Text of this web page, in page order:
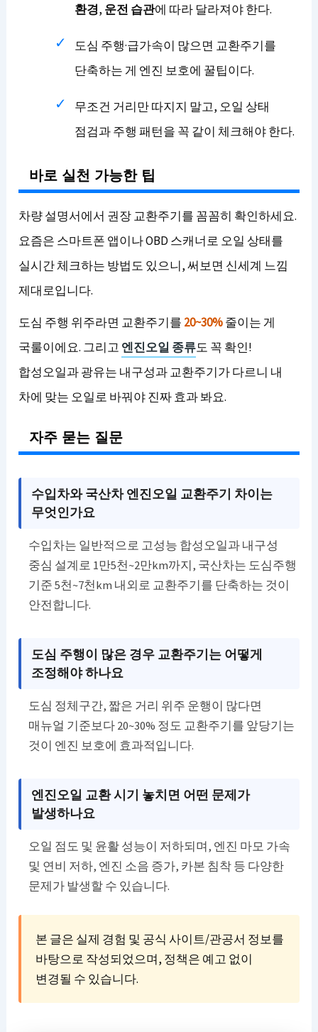
환경, 운전 습관에 따라 달라져야 한다.
도심 주행·급가속이 많으면 교환주기를
단축하는 게 엔진 보호에 꿀팁이다.
무조건 거리만 따지지 말고, 오일 상태
점검과 주행 패턴을 꼭 같이 체크해야 한다.
바로 실천 가능한 팁
차량 설명서에서 권장 교환주기를 꼼꼼히 확인하세요.
요즘은 스마트폰 앱이나 OBD 스캐너로 오일 상태를
실시간 체크하는 방법도 있으니, 써보면 신세계 느낌
제대로입니다.
도심 주행 위주라면 교환주기를 20~30%줄이는 게
국룰이에요. 그리고 엔진오일 종류도 꼭 확인!
합성오일과 광유는 내구성과 교환주기가 다르니 내
차에 맞는 오일로 바꿔야 진짜 효과 봐요.
자주 묻는 질문
수입차와 국산차 엔진오일 교환주기 차이는
무엇인가요
수입차는 일반적으로 고성능 합성오일과 내구성
중심 설계로 1만5천~2만km까지, 국산차는 도심주행
기준 5천~7천km 내외로 교환주기를 단축하는 것이
안전합니다.
도심 주행이 많은 경우 교환주기는 어떻게
조정해야 하나요
도심 정체구간, 짧은 거리 위주 운행이 많다면
매뉴얼 기준보다 20~30% 정도 교환주기를 앞당기는
것이 엔진 보호에 효과적입니다.
엔진오일 교환 시기 놓치면 어떤 문제가
발생하나요
오일 점도 및 윤활 성능이 저하되며, 엔진 마모 가속
및 연비 저하, 엔진 소음 증가, 카본 침착 등 다양한
문제가 발생할 수 있습니다.
본 글은 실제 경험 및 공식 사이트/관공서 정보를
바탕으로 작성되었으며, 정책은 예고 없이
변경될 수 있습니다.